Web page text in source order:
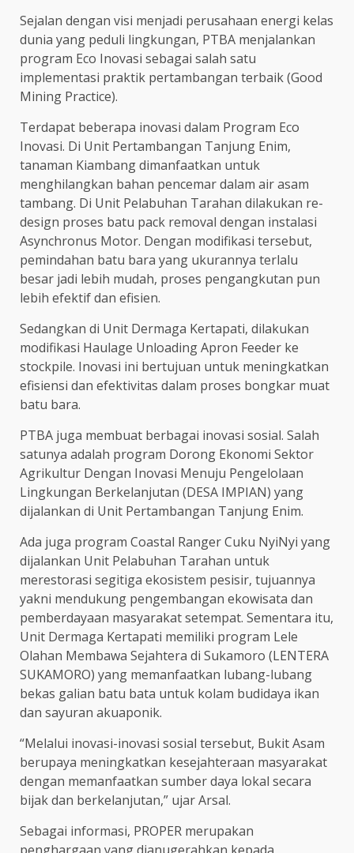
Sejalan dengan visi menjadi perusahaan energi kelas
dunia yang peduli lingkungan, PTBA menjalankan
program Eco Inovasi sebagai salah satu
implementasi praktik pertambangan terbaik (Good
Mining Practice).
Terdapat beberapa inovasi dalam Program Eco
Inovasi. Di Unit Pertambangan Tanjung Enim,
tanaman Kiambang dimanfaatkan untuk
menghilangkan bahan pencemar dalam air asam
tambang. Di Unit Pelabuhan Tarahan dilakukan re-
design proses batu pack removal dengan instalasi
Asynchronus Motor. Dengan modifikasi tersebut,
pemindahan batu bara yang ukurannya terlalu
besar jadi lebih mudah, proses pengangkutan pun
lebih efektif dan efisien.
Sedangkan di Unit Dermaga Kertapati, dilakukan
modifikasi Haulage Unloading Apron Feeder ke
stockpile. Inovasi ini bertujuan untuk meningkatkan
efisiensi dan efektivitas dalam proses bongkar muat
batu bara.
PTBA juga membuat berbagai inovasi sosial. Salah
satunya adalah program Dorong Ekonomi Sektor
Agrikultur Dengan Inovasi Menuju Pengelolaan
Lingkungan Berkelanjutan (DESA IMPIAN) yang
dijalankan di Unit Pertambangan Tanjung Enim.
Ada juga program Coastal Ranger Cuku NyiNyi yang
dijalankan Unit Pelabuhan Tarahan untuk
merestorasi segitiga ekosistem pesisir, tujuannya
yakni mendukung pengembangan ekowisata dan
pemberdayaan masyarakat setempat. Sementara itu,
Unit Dermaga Kertapati memiliki program Lele
Olahan Membawa Sejahtera di Sukamoro (LENTERA
SUKAMORO) yang memanfaatkan lubang-lubang
bekas galian batu bata untuk kolam budidaya ikan
dan sayuran akuaponik.
“Melalui inovasi-inovasi sosial tersebut, Bukit Asam
berupaya meningkatkan kesejahteraan masyarakat
dengan memanfaatkan sumber daya lokal secara
bijak dan berkelanjutan,” ujar Arsal.
Sebagai informasi, PROPER merupakan